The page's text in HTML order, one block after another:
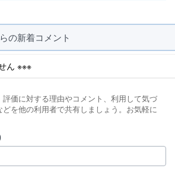
の新着コメント
ん ※※※
価に対する理由やコメント、利用して気づ
を他の利用者で共有しましょう。お気軽に